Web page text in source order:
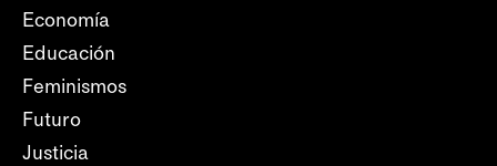
Economía
Educación
Feminismos
Futuro
Justicia